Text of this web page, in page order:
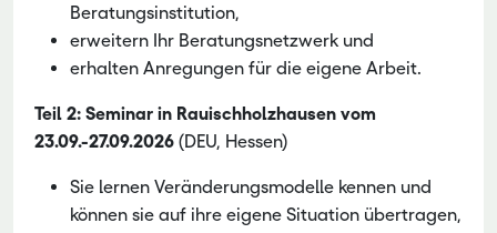
Beratungsinstitution,
erweitern Ihr Beratungsnetzwerk und
erhalten Anregungen für die eigene Arbeit.
Teil 2: Seminar in Rauischholzhausen vom
23.09.-27.09.2026(DEU, Hessen)
Sie lernen Veränderungsmodelle kennen und
können sie auf ihre eigene Situation übertragen,